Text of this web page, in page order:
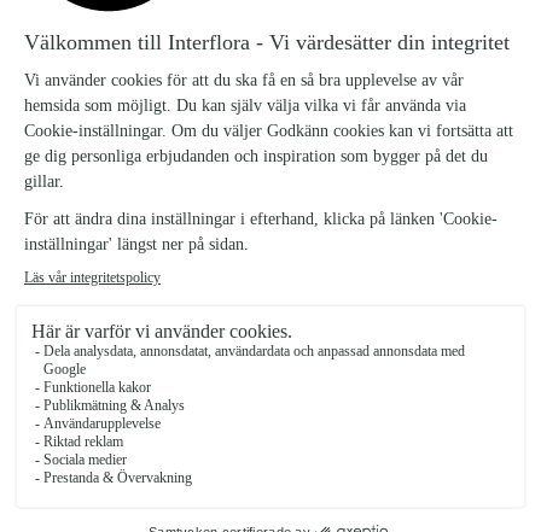
diglycerider av fettsyror), kola, MJÖLKprotein,
stabiliseringsmedel (xantangummi, guargummi), färg
(vegetabiliskt kol, järnoxider), ammoniumklorid,
förtjockningsmedel (johannesbrödkärnor), syra
(citronsyra), fettfattig kakaopulver. Kan innehålla:
JORDNÖTTER, NÖTTER, ÄGG.
Ingredienser Chokladhjärta: 30 gram. Ingredienser:
HASSELNÖTSPASTA(9%), kakaomassa, GRÄDDE,
glukossirap, konserveringsmedel (alkohol,
kaliumsorbat), VASSLE-pulverkoncentrat, frystorkat
hallon, emulgeringsmedel (SOJA-lecitin, mono- och
diglycerider av fettsyror), arom (vanilj, nougat),
MJÖLKprotein, förtjockningsmedel